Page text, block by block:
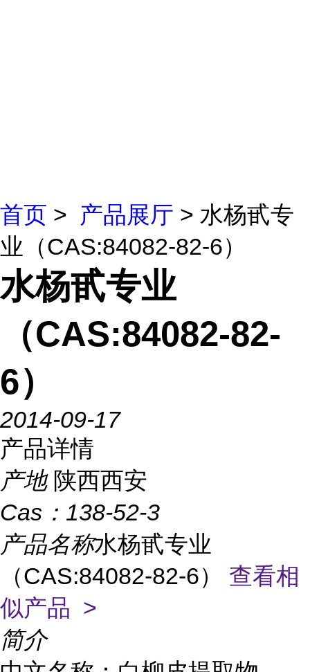
首页 > 产品展厅 > 水杨甙专
业（CAS:84082-82-6）
水杨甙专业
（CAS:84082-82-
6）
2014-09-17
产品详情
产地 陕西西安
Cas： 138-52-3
产品名称水杨甙专业
（CAS:84082-82-6） 查看相
似产品 >
简介